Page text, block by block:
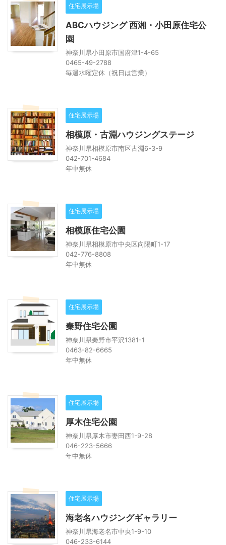
住宅展示場
ABCハウジング 西湘・小田原住宅公
園
神奈川県小田原市国府津1-4-65
0465-49-2788
毎週水曜定休（祝日は営業）
住宅展示場
相模原・古淵ハウジングステージ
神奈川県相模原市南区古淵6-3-9
042-701-4684
年中無休
住宅展示場
相模原住宅公園
神奈川県相模原市中央区向陽町1-17
042-776-8808
年中無休
住宅展示場
秦野住宅公園
神奈川県秦野市平沢1381-1
0463-82-6665
年中無休
住宅展示場
厚木住宅公園
神奈川県厚木市妻田西1-9-28
046-223-5666
年中無休
住宅展示場
海老名ハウジングギャラリー
神奈川県海老名市中央1-9-10
046-233-6144